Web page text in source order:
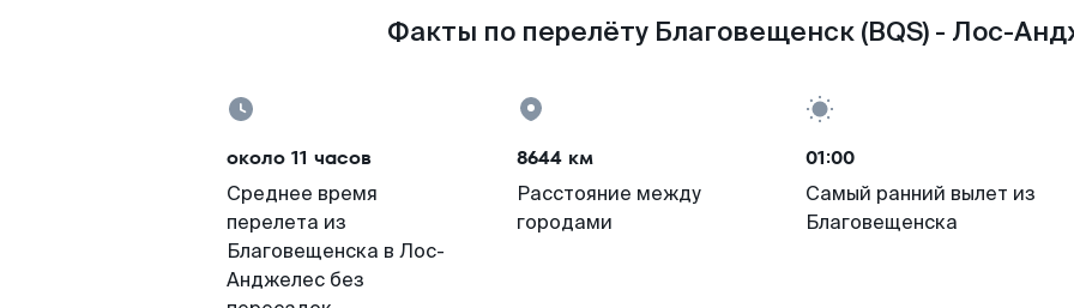
Факты по перелёту Благовещенск (BQS) - Лос-
около 11 часов
Среднее время
перелета из
Благовещенска в Лос-
Анджелес без
8644 км
Расстояние между
городами
01:00
Самый ранний вылет из
Благовещенска